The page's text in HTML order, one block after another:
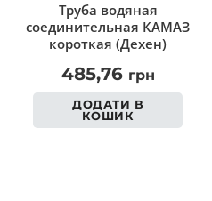
Труба водяная
соединительная КАМАЗ
короткая (Дехен)
485,76 грн
ДОДАТИ В
КОШИК